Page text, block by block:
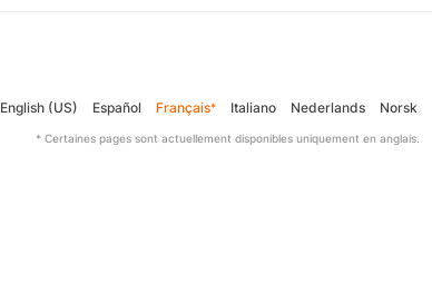
English (US) Español Français* Italiano Nederlands Norsk
* Certaines pages sont actuellement disponibles uniquement en anglais.